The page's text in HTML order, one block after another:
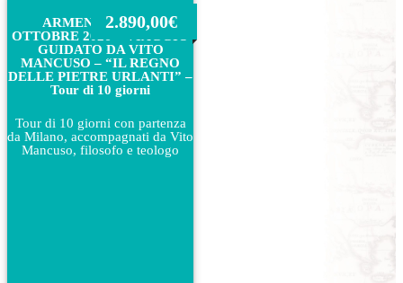
ARMENIA, 01 – 10
OTTOBRE 2026 – VIAGGIO
GUIDATO DA VITO
MANCUSO – “IL REGNO
DELLE PIETRE URLANTI” –
Tour di 10 giorni
Tour di 10 giorni con partenza
da Milano, accompagnati da Vito
Mancuso, filosofo e teologo
2.890,00€